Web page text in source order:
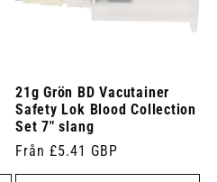
21g Grön BD Vacutainer
Safety Lok Blood Collection
Set 7" slang
Ordinarie
pris
Från £5.41 GBP